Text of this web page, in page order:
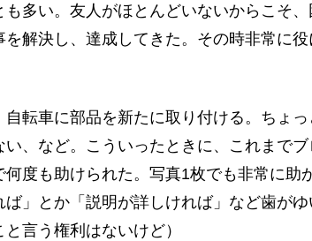
多い。友人がほとんどいないからこそ
解決し、達成してきた。その時非常に
転車に部品を新たに取り付ける。ちょ
、など。こういったときに、これまで
度も助けられた。写真1枚でも非常に助
ば」とか「説明が詳しければ」など歯がゆ
言う権利はないけど）